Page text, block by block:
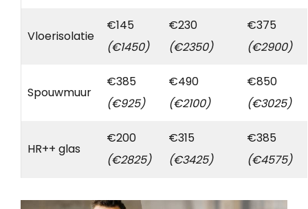
Vloerisolatie
€145
(€1450)
€230
(€2350)
€375
(€2900)
Spouwmuur
€385
(€925)
€490
(€2100)
€850
(€3025)
HR++ glas
€200
(€2825)
€315
(€3425)
€385
(€4575)